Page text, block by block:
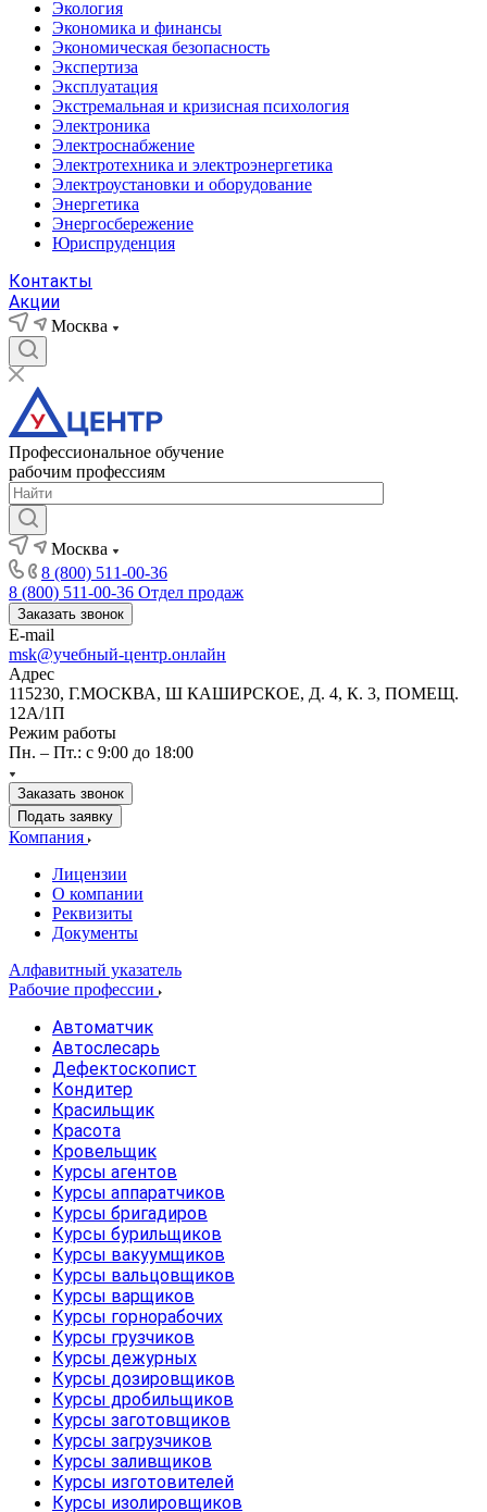
Экология
Экономика и финансы
Экономическая безопасность
Экспертиза
Эксплуатация
Экстремальная и кризисная психология
Электроника
Электроснабжение
Электротехника и электроэнергетика
Электроустановки и оборудование
Энергетика
Энергосбережение
Юриспруденция
Контакты
Акции
Москва
Профессиональное обучение
рабочим профессиям
Москва
8 (800) 511-00-36
8 (800) 511-00-36 Отдел продаж
Заказать звонок
E-mail
msk@учебный-центр.онлайн
Адрес
115230, Г.МОСКВА, Ш КАШИРСКОЕ, Д. 4, К. 3, ПОМЕЩ.
12А/1П
Режим работы
Пн. – Пт.: с 9:00 до 18:00
Заказать звонок
Подать заявку
Компания
Лицензии
О компании
Реквизиты
Документы
Алфавитный указатель
Рабочие профессии
Автоматчик
Автослесарь
Дефектоскопист
Кондитер
Красильщик
Красота
Кровельщик
Курсы агентов
Курсы аппаратчиков
Курсы бригадиров
Курсы бурильщиков
Курсы вакуумщиков
Курсы вальцовщиков
Курсы варщиков
Курсы горнорабочих
Курсы грузчиков
Курсы дежурных
Курсы дозировщиков
Курсы дробильщиков
Курсы заготовщиков
Курсы загрузчиков
Курсы заливщиков
Курсы изготовителей
Курсы изолировщиков